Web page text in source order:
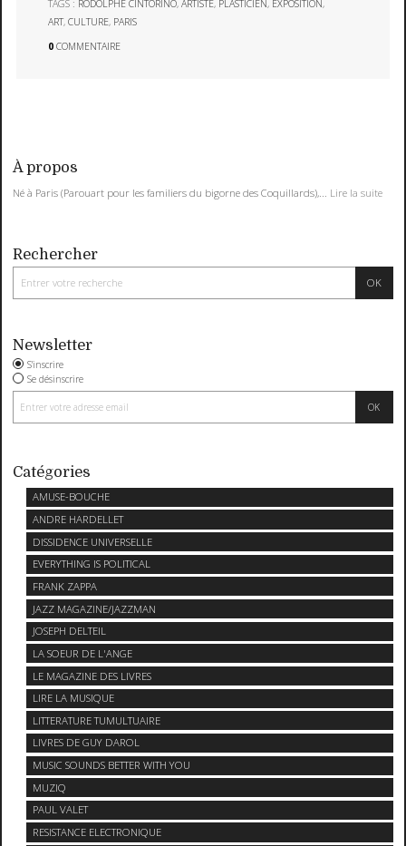
TAGS : RODOLPHE CINTORINO,ARTISTE, PLASTICIEN, EXPOSITION,
ART,CULTURE, PARIS
0 COMMENTAIRE
À propos
Né à Paris (Parouart pour les familiers du bigorne des Coquillards),... Lire la suite
Rechercher
Newsletter
S'inscrire
Se désinscrire
Catégories
AMUSE-BOUCHE
ANDRE HARDELLET
DISSIDENCE UNIVERSELLE
EVERYTHING IS POLITICAL
FRANK ZAPPA
JAZZ MAGAZINE/JAZZMAN
JOSEPH DELTEIL
LA SOEUR DE L'ANGE
LE MAGAZINE DES LIVRES
LIRE LA MUSIQUE
LITTERATURE TUMULTUAIRE
LIVRES DE GUY DAROL
MUSIC SOUNDS BETTER WITH YOU
MUZIQ
PAUL VALET
RESISTANCE ELECTRONIQUE